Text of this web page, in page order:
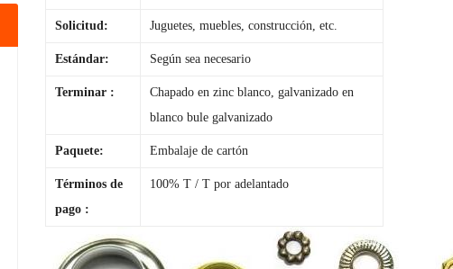
Solicitud: Juguetes, muebles, construcción, etc.
Estándar: Según sea necesario
Terminar :
Chapado en zinc blanco, galvanizado en
blanco bule galvanizado
Paquete: Embalaje de cartón
Términos de
pago :
100% T / T por adelantado